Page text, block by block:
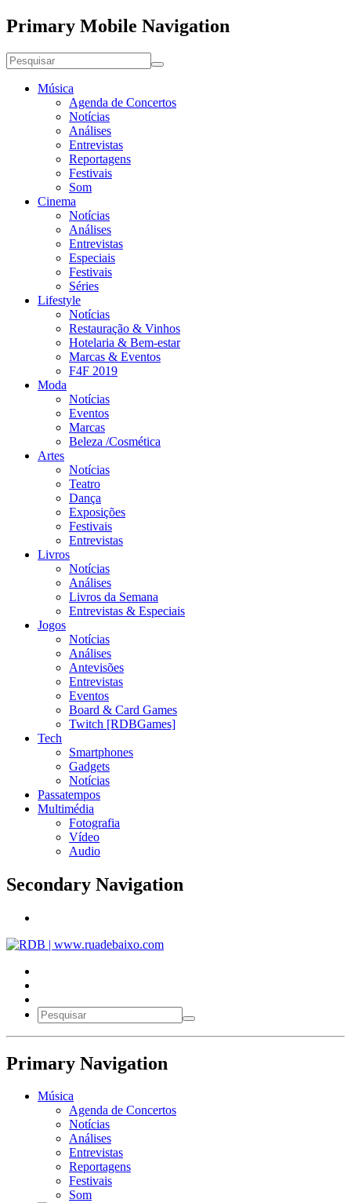
Primary Mobile Navigation
Música
Agenda de Concertos
Notícias
Análises
Entrevistas
Reportagens
Festivais
Som
Cinema
Notícias
Análises
Entrevistas
Especiais
Festivais
Séries
Lifestyle
Notícias
Restauração & Vinhos
Hotelaria & Bem-estar
Marcas & Eventos
F4F 2019
Moda
Notícias
Eventos
Marcas
Beleza /Cosmética
Artes
Notícias
Teatro
Dança
Exposições
Festivais
Entrevistas
Livros
Notícias
Análises
Livros da Semana
Entrevistas & Especiais
Jogos
Notícias
Análises
Antevisões
Entrevistas
Eventos
Board & Card Games
Twitch [RDBGames]
Tech
Smartphones
Gadgets
Notícias
Passatempos
Multimédia
Fotografia
Vídeo
Audio
Secondary Navigation
Primary Navigation
Música
Agenda de Concertos
Notícias
Análises
Entrevistas
Reportagens
Festivais
Som